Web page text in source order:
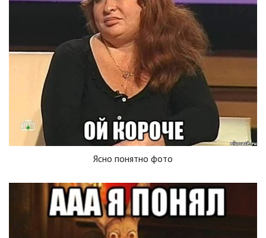
Ясно понятно фото